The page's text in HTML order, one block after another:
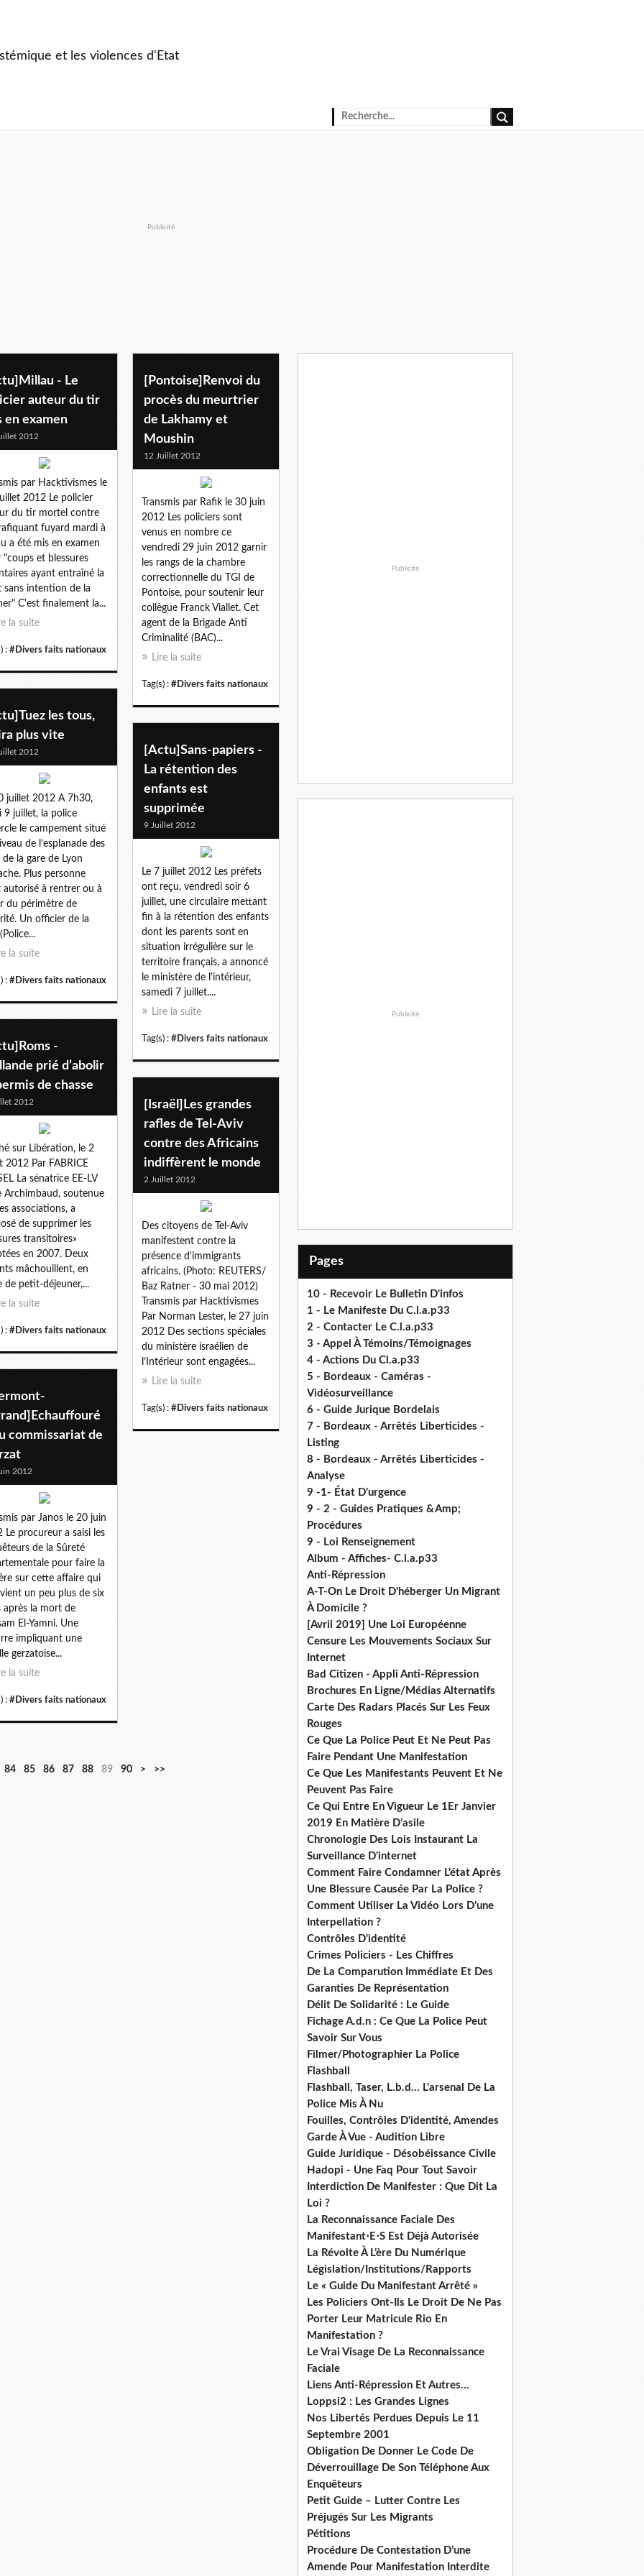
et les violences d'Etat
Publicité
- Le
auteur du tir
en examen
2012
par Hacktivismes le
2012 Le policier
du tir mortel contre
fuyard mardi à
a été mis en examen
"coups et blessures
ayant entraîné la
sans intention de la
C'est finalement la...
la suite
: #Divers faits nationaux
[Pontoise]Renvoi du
procès du meurtrier
de Lakhamy et
Moushin
12 Juillet 2012
Transmis par Rafik le 30 juin
2012 Les policiers sont
venus en nombre ce
vendredi 29 juin 2012 garnir
les rangs de la chambre
correctionnelle du TGI de
Pontoise, pour soutenir leur
collègue Franck Viallet. Cet
agent de la Brigade Anti
Criminalité (BAC)...
Lire la suite
Tag(s) : #Divers faits nationaux
les tous,
plus vite
2012
juillet 2012 A 7h30,
9 juillet, la police
le campement situé
de l’esplanade des
de la gare de Lyon
Plus personne
autorisé à rentrer ou à
du périmètre de
Un officier de la
la suite
: #Divers faits nationaux
[Actu]Sans-papiers -
La rétention des
enfants est
supprimée
9 Juillet 2012
Le 7 juillet 2012 Les préfets
ont reçu, vendredi soir 6
juillet, une circulaire mettant
fin à la rétention des enfants
dont les parents sont en
situation irrégulière sur le
territoire français, a annoncé
le ministère de l'intérieur,
samedi 7 juillet....
Lire la suite
Tag(s) : #Divers faits nationaux
-
prié d’abolir
de chasse
2012
sur Libération, le 2
2012 Par FABRICE
La sénatrice EE-LV
Archimbaud, soutenue
associations, a
de supprimer les
transitoires»
en 2007. Deux
mâchouillent, en
de petit-déjeuner,...
la suite
: #Divers faits nationaux
[Israël]Les grandes
rafles de Tel-Aviv
contre des Africains
indiffèrent le monde
2 Juillet 2012
Des citoyens de Tel-Aviv
manifestent contre la
présence d'immigrants
africains. (Photo: REUTERS/
Baz Ratner - 30 mai 2012)
Transmis par Hacktivismes
Par Norman Lester, le 27 juin
2012 Des sections spéciales
du ministère israélien de
l’Intérieur sont engagées...
Lire la suite
Tag(s) : #Divers faits nationaux
commissariat de
2012
par Janos le 20 juin
Le procureur a saisi les
de la Sûreté
pour faire la
sur cette affaire qui
un peu plus de six
après la mort de
El-Yamni. Une
impliquant une
gerzatoise...
la suite
: #Divers faits nationaux
84 85 86 87 88 89 90
1
> >>
Publicité
Publicité
Pages
10 - Recevoir Le Bulletin D'infos
1 - Le Manifeste Du C.l.a.p33
2 - Contacter Le C.l.a.p33
3 - Appel À Témoins/Témoignages
4 - Actions Du Cl.a.p33
5 - Bordeaux - Caméras -
Vidéosurveillance
6 - Guide Jurique Bordelais
7 - Bordeaux - Arrêtés Liberticides -
Listing
8 - Bordeaux - Arrêtés Liberticides -
Analyse
9 -1- État D'urgence
9 - 2 - Guides Pratiques &Amp;
Procédures
9 - Loi Renseignement
Album - Affiches- C.l.a.p33
Anti-Répression
A-T-On Le Droit D'héberger Un Migrant
À Domicile ?
[Avril 2019] Une Loi Européenne
Censure Les Mouvements Sociaux Sur
Internet
Bad Citizen - Appli Anti-Répression
Brochures En Ligne/Médias Alternatifs
Carte Des Radars Placés Sur Les Feux
Rouges
Ce Que La Police Peut Et Ne Peut Pas
Faire Pendant Une Manifestation
Ce Que Les Manifestants Peuvent Et Ne
Peuvent Pas Faire
Ce Qui Entre En Vigueur Le 1Er Janvier
2019 En Matière D’asile
Chronologie Des Lois Instaurant La
Surveillance D'internet
Comment Faire Condamner L’état Après
Une Blessure Causée Par La Police ?
Comment Utiliser La Vidéo Lors D’une
Interpellation ?
Contrôles D'identité
Crimes Policiers - Les Chiffres
De La Comparution Immédiate Et Des
Garanties De Représentation
Délit De Solidarité : Le Guide
Fichage A.d.n : Ce Que La Police Peut
Savoir Sur Vous
Filmer/Photographier La Police
Flashball
Flashball, Taser, L.b.d... L'arsenal De La
Police Mis À Nu
Fouilles, Contrôles D'identité, Amendes
Garde À Vue - Audition Libre
Guide Juridique - Désobéissance Civile
Hadopi - Une Faq Pour Tout Savoir
Interdiction De Manifester : Que Dit La
Loi ?
La Reconnaissance Faciale Des
Manifestant⋅E⋅S Est Déjà Autorisée
La Révolte À L’ère Du Numérique
Législation/Institutions/Rapports
Le « Guide Du Manifestant Arrêté »
Les Policiers Ont-Ils Le Droit De Ne Pas
Porter Leur Matricule Rio En
Manifestation ?
Le Vrai Visage De La Reconnaissance
Faciale
Liens Anti-Répression Et Autres...
Loppsi2 : Les Grandes Lignes
Nos Libertés Perdues Depuis Le 11
Septembre 2001
Obligation De Donner Le Code De
Déverrouillage De Son Téléphone Aux
Enquêteurs
Petit Guide – Lutter Contre Les
Préjugés Sur Les Migrants
Pétitions
Procédure De Contestation D’une
Amende Pour Manifestation Interdite